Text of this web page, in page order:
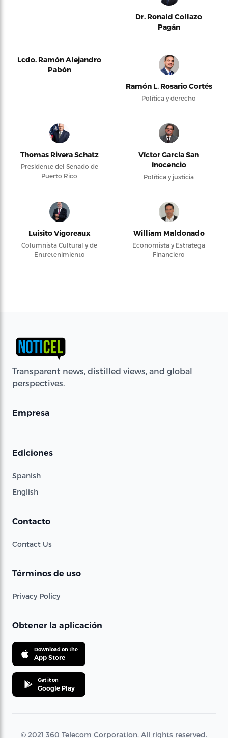
Dr. Ronald Collazo
Pagán
Lcdo. Ramón Alejandro
Pabón
Ramón L. Rosario Cortés
Política y derecho
Thomas Rivera Schatz
Presidente del Senado de
Puerto Rico
Víctor García San
Inocencio
Política y justicia
Luisito Vigoreaux
Columnista Cultural y de
Entretenimiento
William Maldonado
Economista y Estratega
Financiero
Transparent news, distilled views, and global
perspectives.
Empresa
Ediciones
Spanish
English
Contacto
Contact Us
Términos de uso
Privacy Policy
Obtener la aplicación
Download on the
App Store
Get it on
Google Play
© 2021 360 Telecom Corporation. All rights reserved.